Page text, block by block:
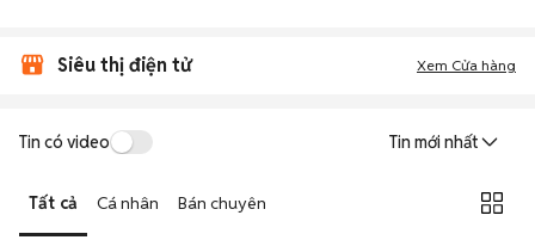
Siêu thị điện tử Xem Cửa hàng
Tin có video Tin mới nhất
Tất cả Cá nhân Bán chuyên